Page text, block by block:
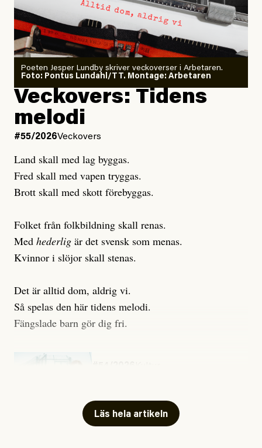
Sensationalism när ETC
granskar vänstern
Publicerad6 August, 2026
Uppdaterad7 August, 2026
minska
Joel Kellgren
Publicerad3 August, 2026
Uppdaterad3 August, 2026
Poeten Jesper Lundby skriver veckoverser i Arbetaren.
Foto: Pontus Lundahl/TT. Montage: Arbetaren
Veckovers: Tidens
melodi
#55/2026Veckovers
Land skall med lag byggas.
Fred skall med vapen tryggas.
Brott skall med skott förebyggas.
Folket från folkbildning skall renas.
Med hederlig är det svensk som menas.
Kvinnor i slöjor skall stenas.
Det är alltid dom, aldrig vi.
Så spelas den här tidens melodi.
Fängslade barn gör dig fri.
Läs hela artikeln